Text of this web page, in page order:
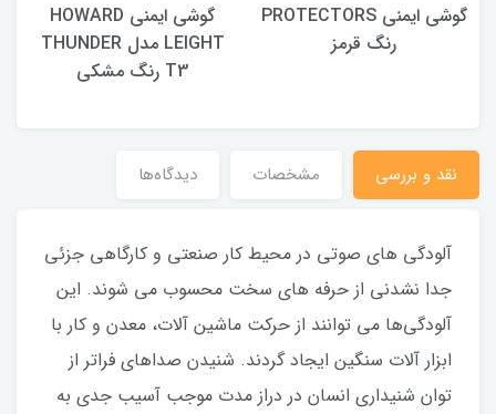
گوشی ایمنی PROTECTORS
رنگ قرمز
گوشی ایمنی HOWARD
LEIGHT مدل THUNDER
T3 رنگ مشکی
نقد و بررسی مشخصات دیدگاه‌ها
آلودگی های صوتی در محیط کار صنعتی و کارگاهی جزئی
جدا نشدنی از حرفه های سخت محسوب می شوند. این
آلودگی‌ها می توانند از حرکت ماشین آلات، معدن و کار با
ابزار آلات سنگین ایجاد گردند. شنیدن صداهای فراتر از
توان شنیداری انسان در دراز مدت موجب آسیب جدی به